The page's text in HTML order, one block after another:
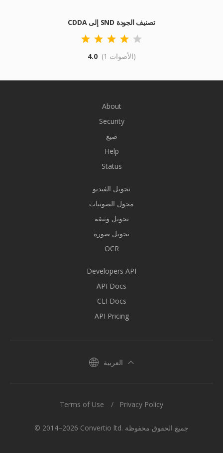
CDDA إلى SND تصنيف الجودة
4.0 (1 الأصوات)
About
Security
صيغ
Help
Status
تحويل الفيديو
محول الصوتيات
تحويل وثيقة
تحويل صورة
OCR
Developers API
API Docs
CLI Docs
API Pricing
العربية
© 2014–2026 Convertio ltd. جميع الحقوق محفوظة
Terms of Use Privacy Policy